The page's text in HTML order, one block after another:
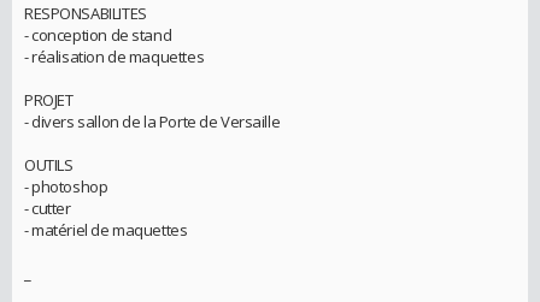
RESPONSABILITES
- conception de stand
- réalisation de maquettes
PROJET
- divers sallon de la Porte de Versaille
OUTILS
- photoshop
- cutter
- matériel de maquettes